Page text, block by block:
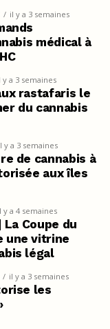
il y a 3 semaines
médical à
y a 3 semaines
rastafaris le
du cannabis
y a 3 semaines
de cannabis à
aux îles
y a 4 semaines
Coupe du
une vitrine
légal
il y a 3 semaines
les